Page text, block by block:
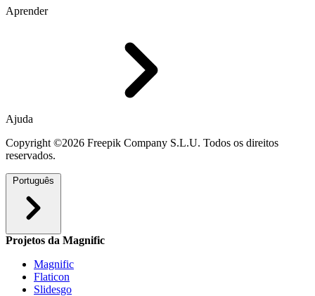
Aprender
Ajuda
Copyright ©2026 Freepik Company S.L.U. Todos os direitos
reservados.
Português
Projetos da Magnific
Magnific
Flaticon
Slidesgo